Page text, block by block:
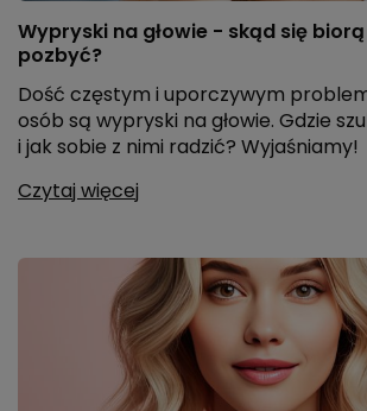
Wypryski na głowie - skąd się
pozbyć?
Dość częstym i uporczywym
osób są wypryski na głowie. Gdzie
i jak sobie z nimi radzić? Wyjaśniamy!
Czytaj więcej